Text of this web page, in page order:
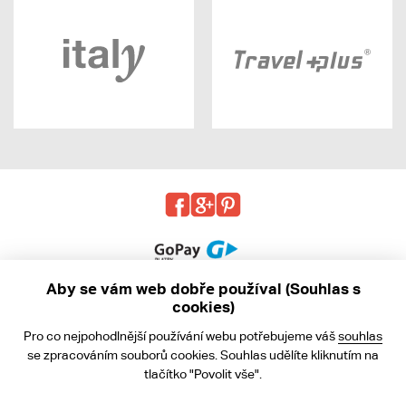
Obchodní podmínky
Ochrana osobních údajů
Aby se vám web dobře používal (Souhlas s
cookies)
Pro co nejpohodlnější používání webu potřebujeme vášsouhlas
se zpracováním souborů cookies. Souhlas udělíte kliknutím na
tlačítko "Povolit vše".